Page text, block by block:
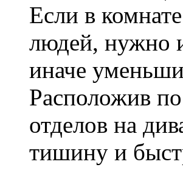
Если в
людей, нужно
иначе
Расположив
отделов на
тишину и